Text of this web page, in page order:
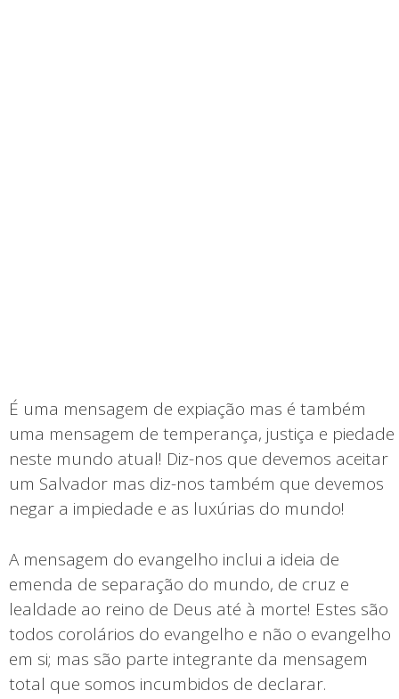
É uma mensagem de expiação mas é também
uma mensagem de temperança, justiça e piedade
neste mundo atual! Diz-nos que devemos aceitar
um Salvador mas diz-nos também que devemos
negar a impiedade e as luxúrias do mundo!
A mensagem do evangelho inclui a ideia de
emenda de separação do mundo, de cruz e
lealdade ao reino de Deus até à morte! Estes são
todos corolários do evangelho e não o evangelho
em si; mas são parte integrante da mensagem
total que somos incumbidos de declarar.